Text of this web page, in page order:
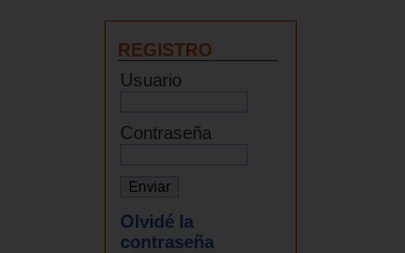
REGISTRO
Usuario
Contraseña
Olvidé la
contraseña